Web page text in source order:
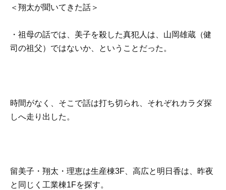
＜翔太が聞いてきた話＞
・祖母の話では、美子を殺した真犯人は、山岡雄蔵（健
司の祖父）ではないか、ということだった。
時間がなく、そこで話は打ち切られ、それぞれカラダ探
しへ走り出した。
留美子・翔太・理恵は生産棟3F、高広と明日香は、昨夜
と同じく工業棟1Fを探す。